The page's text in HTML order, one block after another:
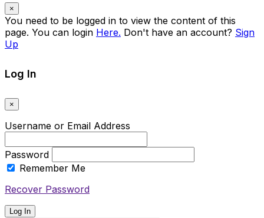
×
You need to be logged in to view the content of this
page. You can login Here. Don't have an account? Sign
Up
Log In
×
Username or Email Address
Password
Remember Me
Recover Password
Log In